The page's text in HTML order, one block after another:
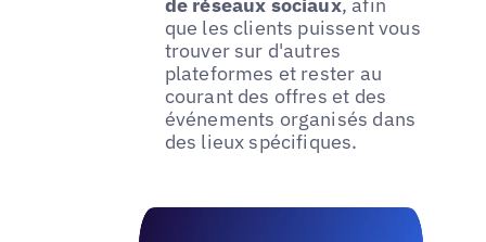
que les clients puissent vous
trouver sur d'autres
plateformes et rester au
courant des offres et des
événements organisés dans
des lieux spécifiques.